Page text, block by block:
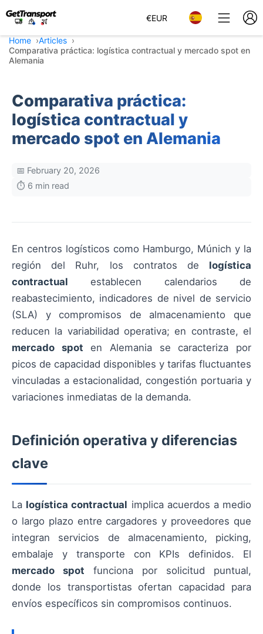
€EUR
Home
Articles
Comparativa práctica: logística contractual y mercado spot en
Alemania
Comparativa práctica:
logística contractual y
mercado spot en Alemania
📅 February 20, 2026
⏱️ 6 min read
En centros logísticos como Hamburgo, Múnich y la
región del Ruhr, los contratos de logística
contractual establecen calendarios de
reabastecimiento, indicadores de nivel de servicio
(SLA) y compromisos de almacenamiento que
reducen la variabilidad operativa; en contraste, el
mercado spot en Alemania se caracteriza por
picos de capacidad disponibles y tarifas fluctuantes
vinculadas a estacionalidad, congestión portuaria y
variaciones inmediatas de la demanda.
Definición operativa y diferencias
clave
La logística contractual implica acuerdos a medio
o largo plazo entre cargadores y proveedores que
integran servicios de almacenamiento, picking,
embalaje y transporte con KPIs definidos. El
mercado spot funciona por solicitud puntual,
donde los transportistas ofertan capacidad para
envíos específicos sin compromisos continuos.